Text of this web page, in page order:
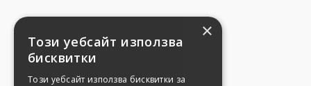
×
Този уебсайт използва
бисквитки
Този уебсайт използва бисквитки за